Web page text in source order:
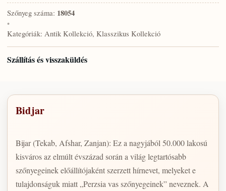
Szőnyeg száma: 18054
•
Kategóriák: Antik Kollekció, Klasszikus Kollekció
Szállítás és visszaküldés
Bidjar
Bijar (Tekab, Afshar, Zanjan): Ez a nagyjából 50.000 lakosú
kisváros az elmúlt évszázad során a világ legtartósabb
szőnyegeinek előállítójaként szerzett hírnevet, melyeket e
tulajdonságuk miatt „Perzsia vas szőnyegeinek” neveznek. A